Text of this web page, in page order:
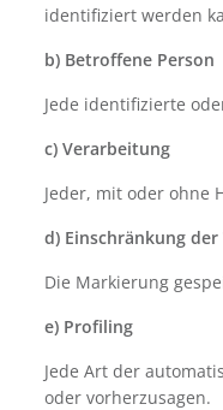
identifiziert werden
b) Betroffene Person
Jede identifizierte
c) Verarbeitung
Jeder, mit oder ohne
d) Einschränkung
Die Markierung
e) Profiling
Jede Art der
oder vorher­zusagen.
notwendig
/ Marketing